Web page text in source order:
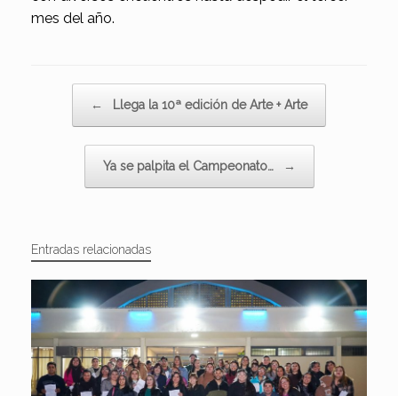
mes del año.
← Llega la 10ª edición de Arte + Arte
Ya se palpita el Campeonato… →
Entradas relacionadas